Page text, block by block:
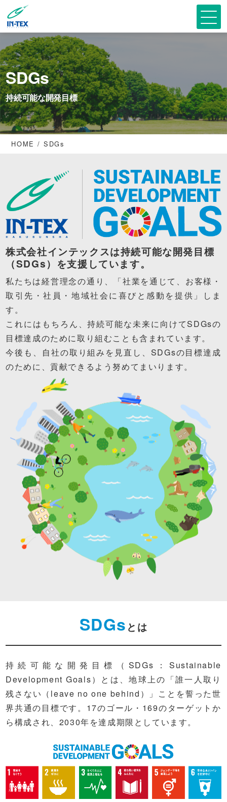
SDGs
持続可能な開発目標
HOME SDGs
株式会社インテックスは持続可能な開発目標
（SDGs）を支援しています。
私たちは経営理念の通り、「社業を通じて、お客様・
取引先・社員・地域社会に喜びと感動を提供」しま
す。
これにはもちろん、持続可能な未来に向けてSDGsの
目標達成のために取り組むことも含まれています。
今後も、自社の取り組みを見直し、SDGsの目標達成
のために、貢献できるよう努めてまいります。
SDGs とは
持続可能な開発目標（SDGs：Sustainable
Development Goals）とは、地球上の「誰一人取り
残さない（leave no one behind）」ことを誓った世
界共通の目標です。17のゴール・169のターゲットか
ら構成され、2030年を達成期限としています。